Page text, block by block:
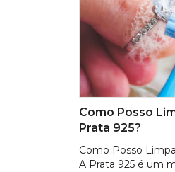
Como Posso
Prata 925?
Como Posso
A Prata 925 é um